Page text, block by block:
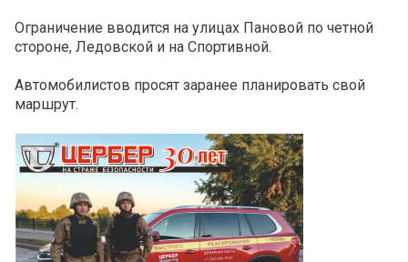
Ограничение вводится на улицах Пановой по четной
стороне, Ледовской и на Спортивной.
Автомобилистов просят заранее планировать свой
маршрут.